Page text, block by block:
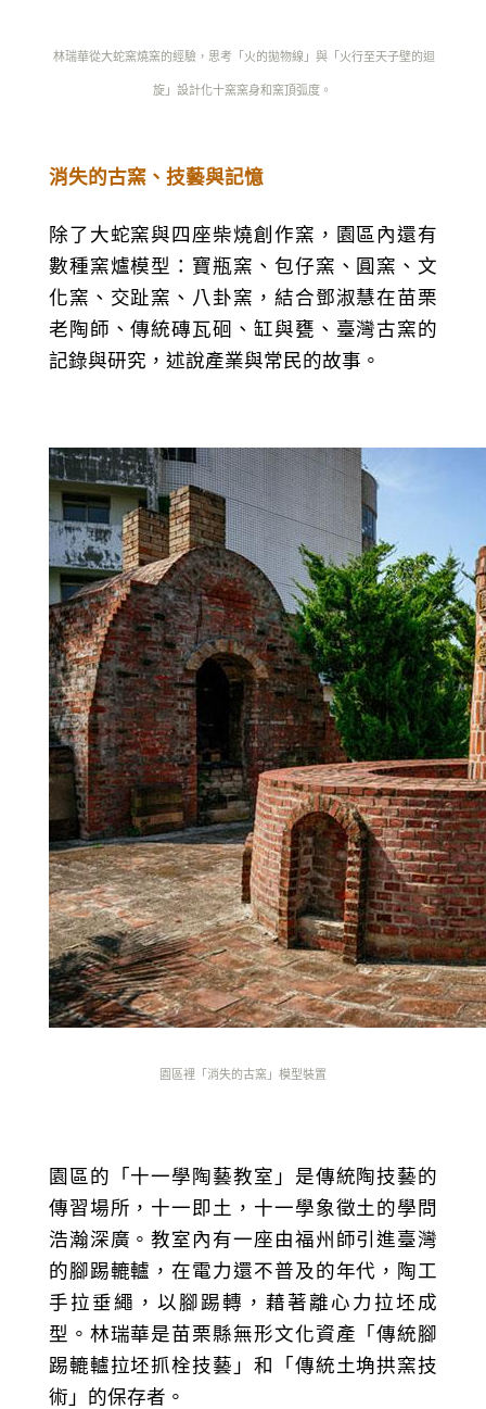
林瑞華從大蛇窯燒窯的經驗，思考「火的拋物線」與「火行至天子壁的迴
旋」設計化十窯窯身和窯頂弧度。
消失的古窯、技藝與記憶
除了大蛇窯與四座柴燒創作窯，園區內還有
數種窯爐模型：寶瓶窯、包仔窯、圓窯、文
化窯、交趾窯、八卦窯，結合鄧淑慧在苗栗
老陶師、傳統磚瓦硘、缸與甕、臺灣古窯的
記錄與研究，述說產業與常民的故事。
園區裡「消失的古窯」模型裝置
園區的「十一學陶藝教室」是傳統陶技藝的
傳習場所，十一即土，十一學象徵土的學問
浩瀚深廣。教室內有一座由福州師引進臺灣
的腳踢轆轤，在電力還不普及的年代，陶工
手拉垂繩，以腳踢轉，藉著離心力拉坯成
型。林瑞華是苗栗縣無形文化資產「傳統腳
踢轆轤拉坯抓栓技藝」和「傳統土埆拱窯技
術」的保存者。